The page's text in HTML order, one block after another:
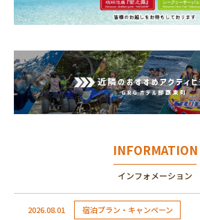
INFORMATION
インフォメーション
2026.08.01 宿泊プラン・キャンペーン